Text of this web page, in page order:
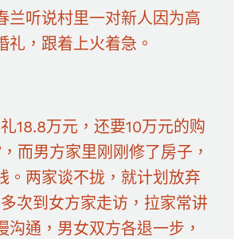
兰听说村里一对新人因为高
礼，跟着上火着急。
18.8万元，还要10万元的购
，而男方家里刚刚修了房子，
。两家谈不拢，就计划放弃
次到女方家走访，拉家常讲
沟通，男女双方各退一步，